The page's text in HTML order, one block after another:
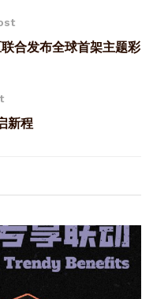
合发布全球首架主题彩
新程